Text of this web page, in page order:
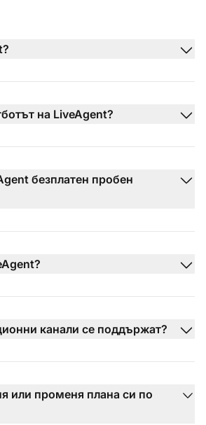
на LiveAgent?
безплатен пробен
канали се поддържат?
или промeня плана си по